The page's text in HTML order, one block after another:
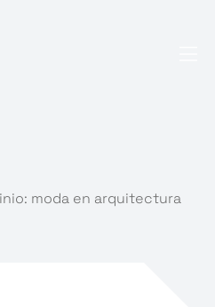
moda en arquitectura